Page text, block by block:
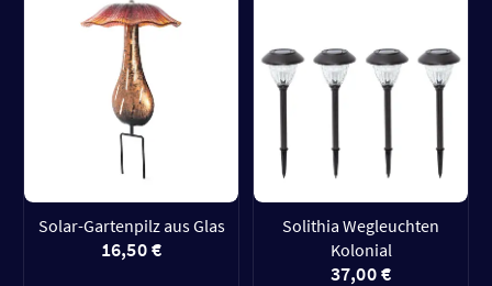
Solar-Gartenpilz aus Glas
16,50 €
Solithia Wegleuchten
Kolonial
37,00 €